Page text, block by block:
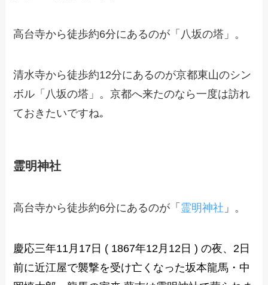
高台寺から徒歩約6分にあるのが「八坂の塔」。
清水寺から徒歩約12分にあるのが京都東山のシン
ボル「八坂の塔」。京都へ来たのなら一度は訪れ
ておきたいですね｡
霊明神社
高台寺から徒歩約6分にあるのが「 霊明神社 」。
慶応三年11月17日 ( 1867年12月12日 ) の夜、2日
前に近江屋で襲撃を受け亡くなった坂本龍馬・中